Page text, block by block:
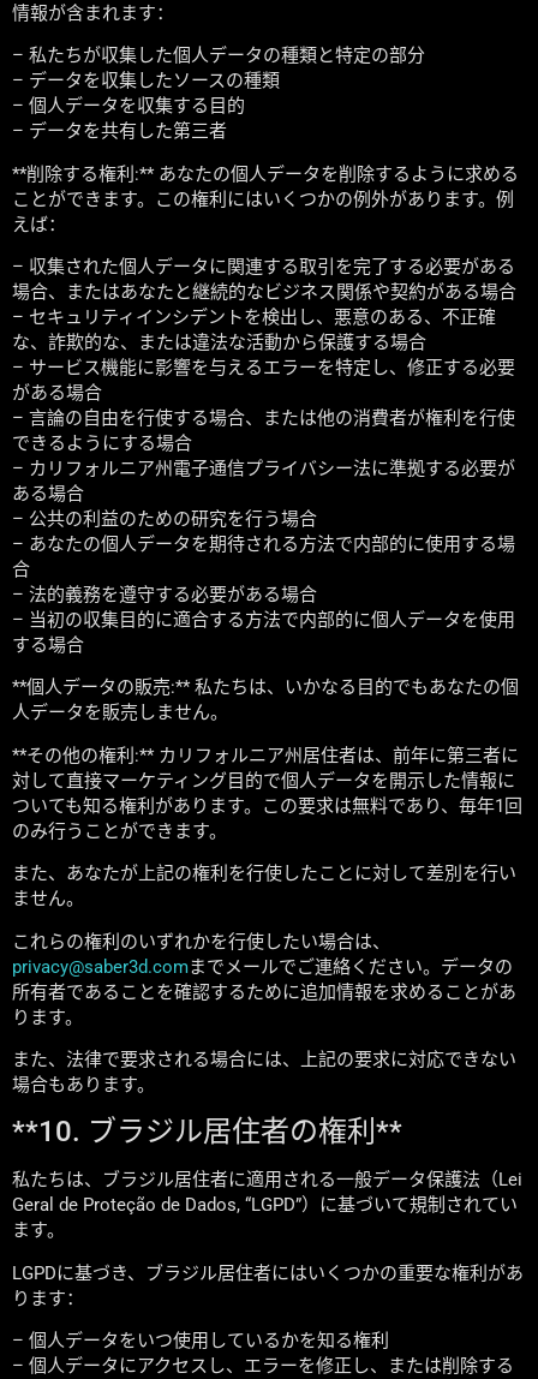
情報が含まれます：
– 私たちが収集した個人データの種類と特定の部分
– データを収集したソースの種類
– 個人データを収集する目的
– データを共有した第三者
**削除する権利:** あなたの個人データを削除するように求める
ことができます。この権利にはいくつかの例外があります。例
えば：
– 収集された個人データに関連する取引を完了する必要がある
場合、またはあなたと継続的なビジネス関係や契約がある場合
– セキュリティインシデントを検出し、悪意のある、不正確
な、詐欺的な、または違法な活動から保護する場合
– サービス機能に影響を与えるエラーを特定し、修正する必要
がある場合
– 言論の自由を行使する場合、または他の消費者が権利を行使
できるようにする場合
– カリフォルニア州電子通信プライバシー法に準拠する必要が
ある場合
– 公共の利益のための研究を行う場合
– あなたの個人データを期待される方法で内部的に使用する場
合
– 法的義務を遵守する必要がある場合
– 当初の収集目的に適合する方法で内部的に個人データを使用
する場合
**個人データの販売:** 私たちは、いかなる目的でもあなたの個
人データを販売しません。
**その他の権利:** カリフォルニア州居住者は、前年に第三者に
対して直接マーケティング目的で個人データを開示した情報に
ついても知る権利があります。この要求は無料であり、毎年1回
のみ行うことができます。
また、あなたが上記の権利を行使したことに対して差別を行い
ません。
これらの権利のいずれかを行使したい場合は、
privacy@saber3d.comまでメールでご連絡ください。データの
所有者であることを確認するために追加情報を求めることがあ
ります。
また、法律で要求される場合には、上記の要求に対応できない
場合もあります。
**10. ブラジル居住者の権利**
私たちは、ブラジル居住者に適用される一般データ保護法（Lei
Geral de Proteção de Dados, “LGPD”）に基づいて規制されてい
ます。
LGPDに基づき、ブラジル居住者にはいくつかの重要な権利があ
ります：
– 個人データをいつ使用しているかを知る権利
– 個人データにアクセスし、エラーを修正し、または削除する